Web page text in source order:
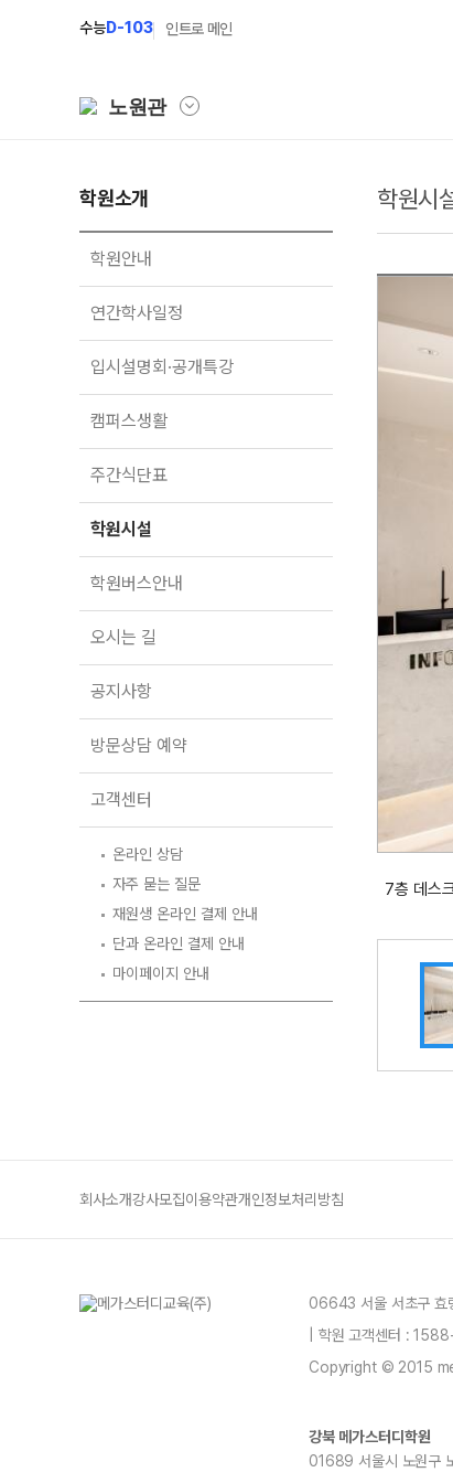
수능D-103 인트로 메인
노원관
학원소개
학원안내
연간학사일정
캠퍼스생활
주간식단표
학원시설
학원버스안내
오시는 길
공지사항
방문상담 예약
고객센터
재원생 온라인 결제 안내
단과 온라인 결제 안내
마이페이지 안내
2027 파이널 정규반
2027 N수 정규반
2027 반수반
2027 지역의사제 특별
대학별 논술 파이널 특강
학원소개
학원안내
연간학사일정
입시설명회·공개특강
캠퍼스생활
주간식단표
학원시설
학원버스안내
오시는 길
공지사항
방문상담 예약
고객센터
온라인 상담
자주 묻는 질문
재원생 온라인 결제 안내
단과 온라인 결제 안내
마이페이지 안내
학원시
7층 데스
회사소개강사모집이용약관개인정보처리방침
06643 서울 서초구 효
| 학원 고객센터 :
Copyright © 2015
강북 메가스터디학원
01689 서울시 노원구